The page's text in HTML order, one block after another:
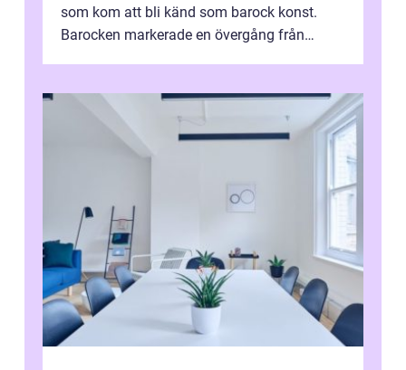
som kom att bli känd som barock konst.
Barocken markerade en övergång från